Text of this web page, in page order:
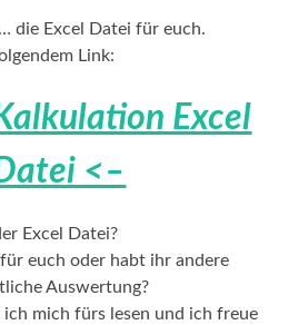
die Excel Datei für euch.
Link:
Excel
<–
Excel Datei?
euch oder habt ihr andere
Auswertung?
mich fürs lesen und ich freue